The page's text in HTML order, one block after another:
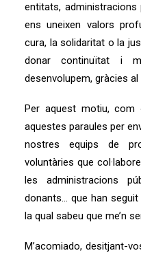
entitats,
ens uneixen valors
cura, la solidaritat o la
donar continuïtat i
desenvolupem, gràcies
Per aquest motiu, com
aquestes paraules per
nostres equips de
voluntàries que
les administracions
donants… que han
la qual sabeu que me’n
M’acomiado, desitjant-